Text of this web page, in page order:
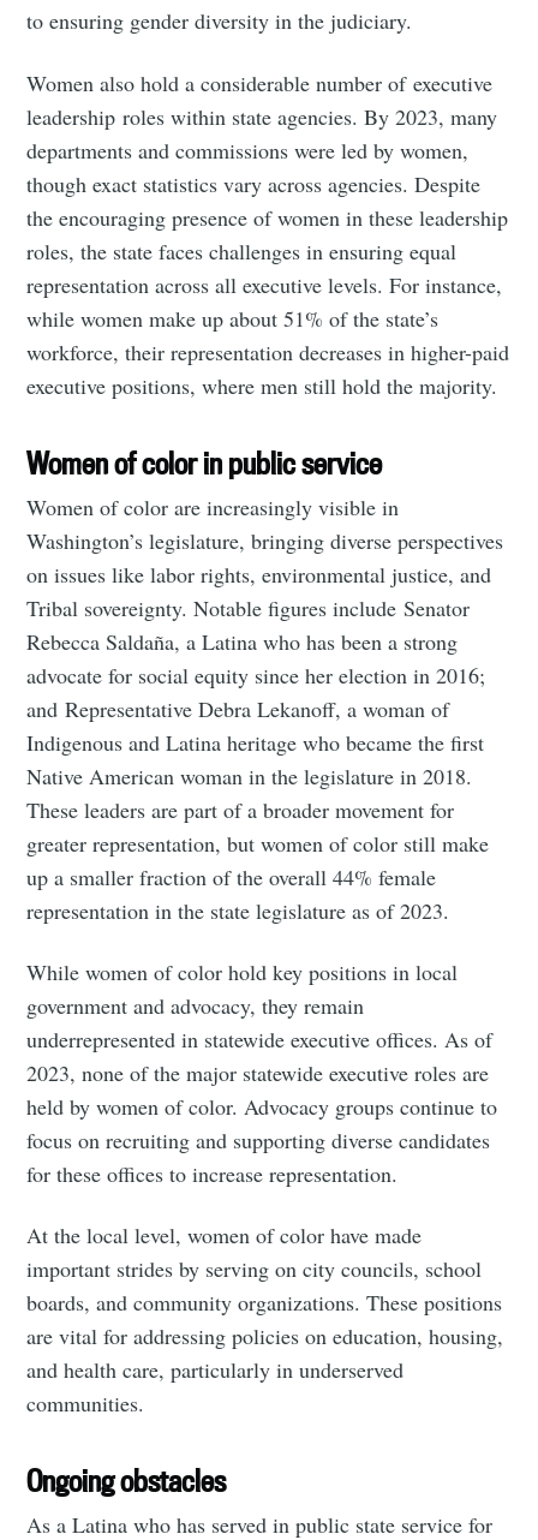
to ensuring gender diversity in the judiciary​.
Women also hold a considerable number of executive
leadership roles within state agencies. By 2023, many
departments and commissions were led by women,
though exact statistics vary across agencies. Despite
the encouraging presence of women in these leadership
roles, the state faces challenges in ensuring equal
representation across all executive levels. For instance,
while women make up about 51% of the state’s
workforce, their representation decreases in higher-paid
executive positions, where men still hold the majority​.
Women of color in public service
Women of color are increasingly visible in
Washington’s legislature, bringing diverse perspectives
on issues like labor rights, environmental justice, and
Tribal sovereignty. Notable figures include Senator
Rebecca Saldaña, a Latina who has been a strong
advocate for social equity since her election in 2016;
and Representative Debra Lekanoff, a woman of
Indigenous and Latina heritage who became the first
Native American woman in the legislature in 2018.
These leaders are part of a broader movement for
greater representation, but women of color still make
up a smaller fraction of the overall 44% female
representation in the state legislature as of 2023.
While women of color hold key positions in local
government and advocacy, they remain
underrepresented in statewide executive offices. As of
2023, none of the major statewide executive roles are
held by women of color. Advocacy groups continue to
focus on recruiting and supporting diverse candidates
for these offices to increase representation.
At the local level, women of color have made
important strides by serving on city councils, school
boards, and community organizations. These positions
are vital for addressing policies on education, housing,
and health care, particularly in underserved
communities.
Ongoing obstacles
As a Latina who has served in public state service for
greatest posts delivered straight to
your inbox
Subscribe